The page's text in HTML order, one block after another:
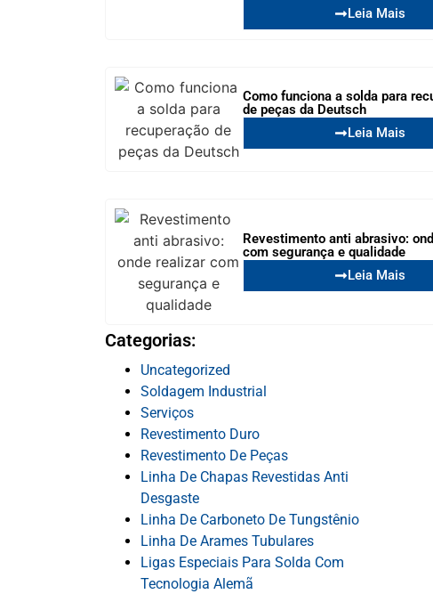
Leia Mais
Como funciona a solda para
de peças da Deutsch
Leia Mais
Revestimento anti abrasivo:
com segurança e qualidade
Leia Mais
Categorias:
Uncategorized
Soldagem Industrial
Serviços
Revestimento Duro
Revestimento De Peças
Linha De Chapas Revestidas Anti
Desgaste
Linha De Carboneto De Tungstênio
Linha De Arames Tubulares
Ligas Especiais Para Solda Com
Tecnologia Alemã